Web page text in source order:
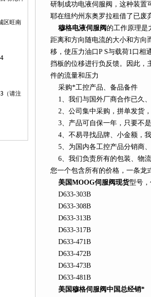
区旺南
（请注
研制成功电液伺服阀，这种装置
耶在纽约州东奥罗拉租借了已废
穆格电液伺服阀 的工作原理是
距离和方向随电流的大小和方向
移，使压力油口P S与载荷1口相
挡板的位移进行负反馈。因此，
件的流量和压力
采购*工控产品、备品备件
1、我们与国外厂商合作已久
2、公司集中采购，拼单发货
3、产品可自保一年，只要不
4、不易寻找品牌、小金额，
5、为国内各工控产品分销商
6、我们负责所有的包装、物
您一个包含所有的价格，一条龙
美国MOOG伺服阀现货型号
D633-303B
D633-308B
D633-313B
D633-317B
D633-471B
D633-472B
D633-473B
D633-481B
美国穆格伺服阀中国总经销*